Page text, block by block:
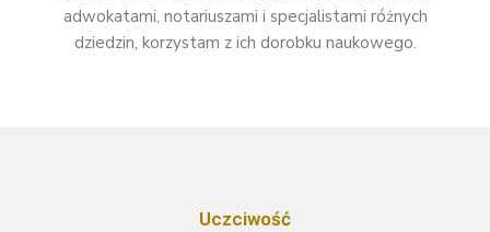
adwokatami, notariuszami i specjalistami różnych
dziedzin, korzystam z ich dorobku naukowego.
Uczciwość